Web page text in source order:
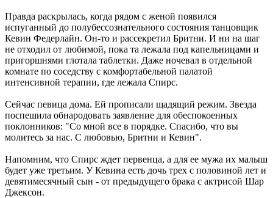
Правда раскрылась, когда рядом с женой появился
испуганный до полубессознательного состояния танцовщик
Кевин Федерлайн. Он-то и рассекретил Бритни. И ни на шаг
не отходил от любимой, пока та лежала под капельницами и
пригоршнями глотала таблетки. Даже ночевал в отдельной
комнате по соседству с комфортабельной палатой
интенсивной терапии, где лежала Спирс.
Сейчас певица дома. Ей прописали щадящий режим. Звезда
поспешила обнародовать заявление для обеспокоенных
поклонников: "Со мной все в порядке. Спасибо, что вы
молитесь за нас. С любовью, Бритни и Кевин".
Напомним, что Спирс ждет первенца, а для ее мужа их малыш
будет уже третьим. У Кевина есть дочь трех с половиной лет и
девятимесячный сын - от предыдущего брака с актрисой Шар
Джексон.